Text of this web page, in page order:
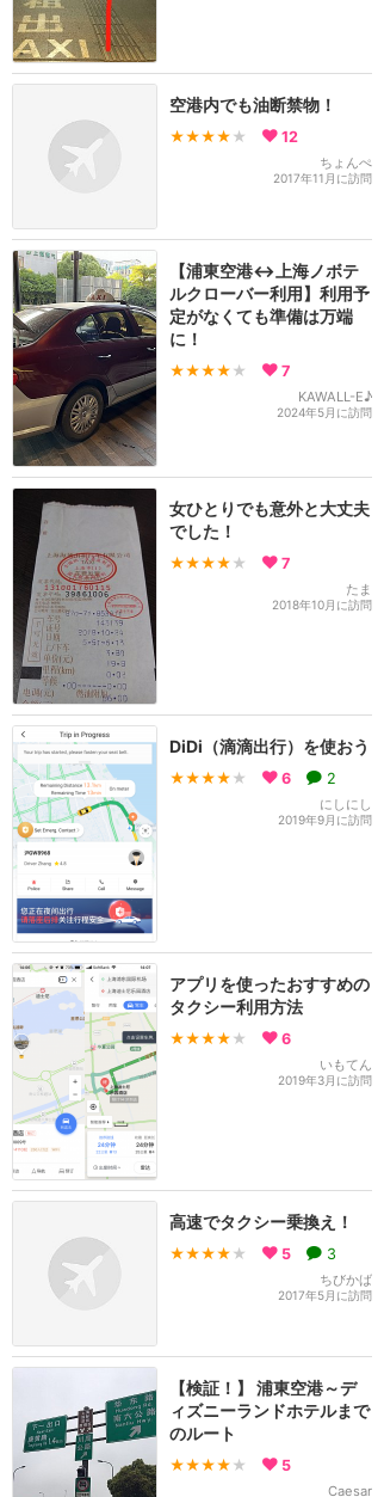
空港内でも油断禁物！
★★★★ ★ 12
ちょんぺ
2017年11月に訪問
【浦東空港↔上海ノボテ
ルクローバー利用】利用予
定がなくても準備は万端
に！
★★★★ ★ 7
KAWALL-E♪
2024年5月に訪問
女ひとりでも意外と大丈夫
でした！
★★★★ ★ 7
たま
2018年10月に訪問
DiDi（滴滴出行）を使おう
★★★★ ★ 6 2
にしにし
2019年9月に訪問
アプリを使ったおすすめの
タクシー利用方法
★★★★ ★ 6
いもてん
2019年3月に訪問
高速でタクシー乗換え！
★★★★ ★ 5 3
ちびかば
2017年5月に訪問
【検証！】 浦東空港～デ
ィズニーランドホテルまで
のルート
★★★★ ★ 5
Caesar